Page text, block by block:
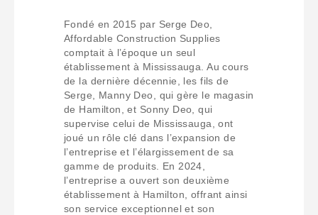
Fondé en 2015 par Serge Deo,
Affordable Construction Supplies
comptait à l’époque un seul
établissement à Mississauga. Au cours
de la dernière décennie, les fils de
Serge, Manny Deo, qui gère le magasin
de Hamilton, et Sonny Deo, qui
supervise celui de Mississauga, ont
joué un rôle clé dans l’expansion de
l’entreprise et l’élargissement de sa
gamme de produits. En 2024,
l’entreprise a ouvert son deuxième
établissement à Hamilton, offrant ainsi
son service exceptionnel et son